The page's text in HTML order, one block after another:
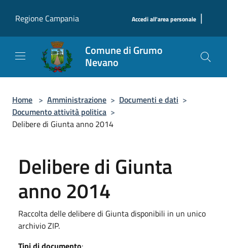
Regione Campania
Accedi all'area personale |
Comune di Grumo
Nevano
Home > Amministrazione > Documenti e dati >
Documento attività politica >
Delibere di Giunta anno 2014
Delibere di Giunta
anno 2014
Raccolta delle delibere di Giunta disponibili in un unico
archivio ZIP.